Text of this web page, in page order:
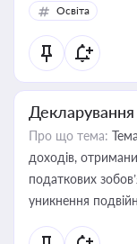
Освіта
Декларування
Про що тема:
доходів,
податкових
уникнення